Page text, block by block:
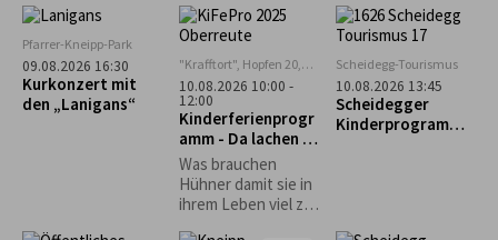
damit zu tun? Und
Strohhüte? Warum
gibt es einen
Haifisch im
Museum?
Geschichte der
Gebrüder Grimm
Pfarrer-Kneipp-Park
09.08.2026 16:30
Kurkonzert mit
den „Lanigans“
"Krafftort", Hopfen 20,
88167 Stiefenhofen
10.08.2026 10:00 -
12:00
Kinderferienprogr
amm - Da lachen ja
die Hühner
Was brauchen
Hühner damit sie in
ihrem Leben viel zu
Scheidegg-Tourismus
10.08.2026 13:45
Scheidegger
Kinderprogramm: